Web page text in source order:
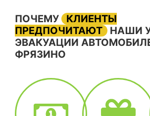
ПОЧЕМУ
КЛИЕНТЫ
ПРЕДПОЧИТАЮТ
НАШИ
ЭВАКУАЦИИ
ФРЯЗИНО